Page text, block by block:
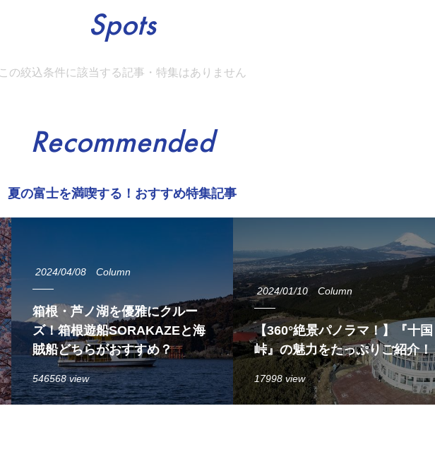
Spots
この絞込条件に該当する記事・特集はありません
Recommended
夏の富士を満喫する！おすすめ特集記事
2024/04/08 Column
箱根・芦ノ湖を優雅にクルー
ズ！箱根遊船SORAKAZEと海
賊船どちらがおすすめ？
546568 view
2024/01/10 Column
【360°絶景パノラマ！】『十国
峠』の魅力をたっぷりご紹介！
17998 view